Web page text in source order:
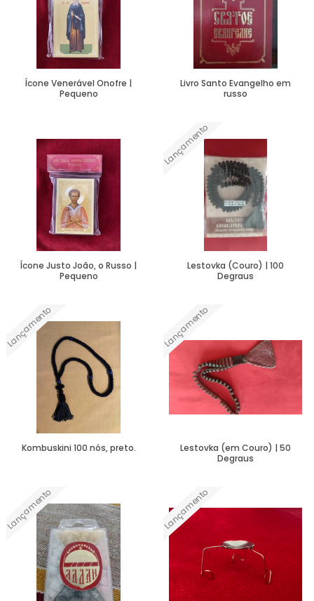
Ícone Venerável Onofre |
Pequeno
Livro Santo Evangelho em
russo
Ícone Justo João, o Russo |
Pequeno
Lançamento
Lestovka (Couro) | 100
Degraus
Lançamento
Kombuskini 100 nós, preto.
Lançamento
Lestovka (em Couro) | 50
Degraus
Lançamento Lançamento